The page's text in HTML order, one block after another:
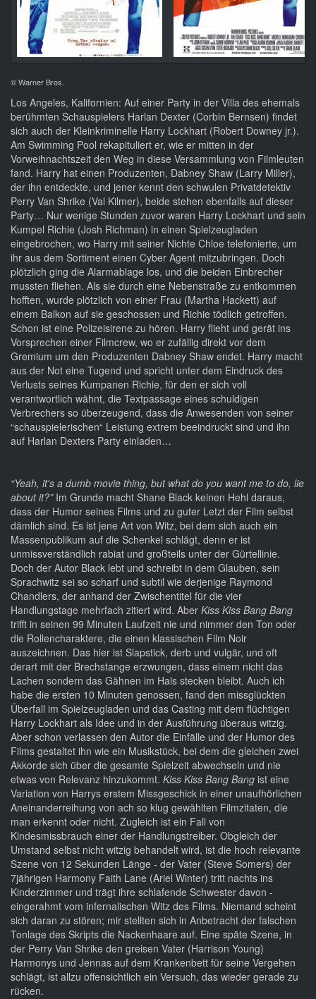
© Warner Bros.
Los Angeles, Kalifornien: Auf einer Party in der Villa des ehemals
berühmten Schauspielers Harlan Dexter (Corbin Bernsen) findet
sich auch der Kleinkriminelle Harry Lockhart (Robert Downey jr.).
Am Swimming Pool rekapituliert er, wie er mitten in der
Vorweihnachtszeit den Weg in diese Versammlung von Filmleuten
fand. Harry hat einen Produzenten, Dabney Shaw (Larry Miller),
der ihn entdeckte, und jener kennt den schwulen Privatdetektiv
Perry Van Shrike (Val Kilmer), beide stehen ebenfalls auf dieser
Party… Nur wenige Stunden zuvor waren Harry Lockhart und sein
Kumpel Richie (Josh Richman) in einen Spielzeugladen
eingebrochen, wo Harry mit seiner Nichte Chloe telefonierte, um
ihr aus dem Sortiment einen Cyber Agent mitzubringen. Doch
plötzlich ging die Alarmablage los, und die beiden Einbrecher
mussten fliehen. Als sie durch eine Nebenstraße zu entkommen
hofften, wurde plötzlich von einer Frau (Martha Hackett) auf
einem Balkon auf sie geschossen und Richie tödlich getroffen.
Schon ist eine Polizeisirene zu hören. Harry flieht und gerät ins
Vorsprechen einer Filmcrew, wo er zufällig direkt vor dem
Gremium um den Produzenten Dabney Shaw endet. Harry macht
aus der Not eine Tugend und spricht unter dem Eindruck des
Verlusts seines Kumpanen Richie, für den er sich voll
verantwortlich wähnt, die Textpassage eines schuldigen
Verbrechers so überzeugend, dass die Anwesenden von seiner
“schauspielerischen“ Leistung extrem beeindruckt sind und ihn
auf Harlan Dexters Party einladen…
“Yeah, it's a dumb movie thing, but what do you want me to do, lie
about it?”Im Grunde macht Shane Black keinen Hehl daraus,
dass der Humor seines Films und zu guter Letzt der Film selbst
dämlich sind. Es ist jene Art von Witz, bei dem sich auch ein
Massenpublikum auf die Schenkel schlägt, denn er ist
unmissverständlich rabiat und großteils unter der Gürtellinie.
Doch der Autor Black lebt und schreibt in dem Glauben, sein
Sprachwitz sei so scharf und subtil wie derjenige Raymond
Chandlers, der anhand der Zwischentitel für die vier
Handlungstage mehrfach zitiert wird. Aber Kiss Kiss Bang Bang
trifft in seinen 99 Minuten Laufzeit nie und nimmer den Ton oder
die Rollencharaktere, die einen klassischen Film Noir
auszeichnen. Das hier ist Slapstick, derb und vulgär, und oft
derart mit der Brechstange erzwungen, dass einem nicht das
Lachen sondern das Gähnen im Hals stecken bleibt. Auch ich
habe die ersten 10 Minuten genossen, fand den missglückten
Überfall im Spielzeugladen und das Casting mit dem flüchtigen
Harry Lockhart als Idee und in der Ausführung überaus witzig.
Aber schon verlassen den Autor die Einfälle und der Humor des
Films gestaltet ihn wie ein Musikstück, bei dem die gleichen zwei
Akkorde sich über die gesamte Spielzeit abwechseln und nie
etwas von Relevanz hinzukommt. Kiss Kiss Bang Bang ist eine
Variation von Harrys erstem Missgeschick in einer unaufhörlichen
Aneinanderreihung von ach so klug gewählten Filmzitaten, die
man erkennt oder nicht. Zugleich ist ein Fall von
Kindesmissbrauch einer der Handlungstreiber. Obgleich der
Umstand selbst nicht witzig behandelt wird, ist die hoch relevante
Szene von 12 Sekunden Länge - der Vater (Steve Somers) der
7jährigen Harmony Faith Lane (Ariel Winter) tritt nachts ins
Kinderzimmer und trägt ihre schlafende Schwester davon -
eingerahmt vom infernalischen Witz des Films. Niemand scheint
sich daran zu stören; mir stellten sich in Anbetracht der falschen
Tonlage des Skripts die Nackenhaare auf. Eine späte Szene, in
der Perry Van Shrike den greisen Vater (Harrison Young)
Harmonys und Jennas auf dem Krankenbett für seine Vergehen
schlägt, ist allzu offensichtlich ein Versuch, das wieder gerade zu
rücken.